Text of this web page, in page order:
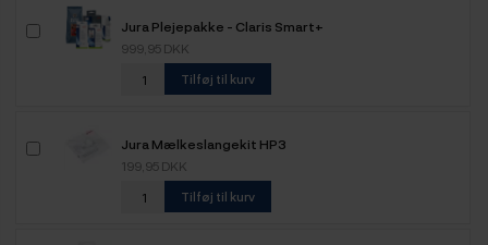
Jura Plejepakke - Claris Smart+
999,95 DKK
Tilføj til kurv
Jura Mælkeslangekit HP3
199,95 DKK
Tilføj til kurv